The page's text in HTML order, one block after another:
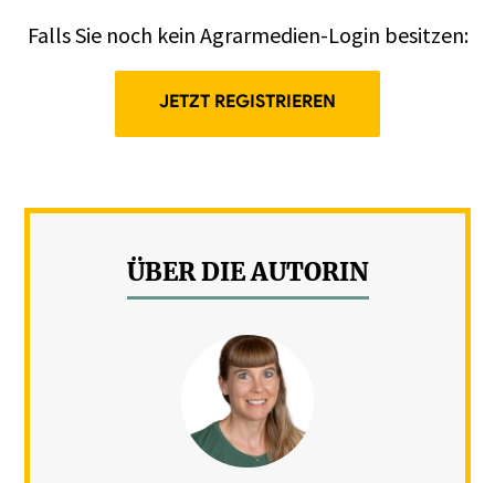
Falls Sie noch kein Agrarmedien-Login besitzen:
JETZT REGISTRIEREN
ÜBER DIE AUTORIN